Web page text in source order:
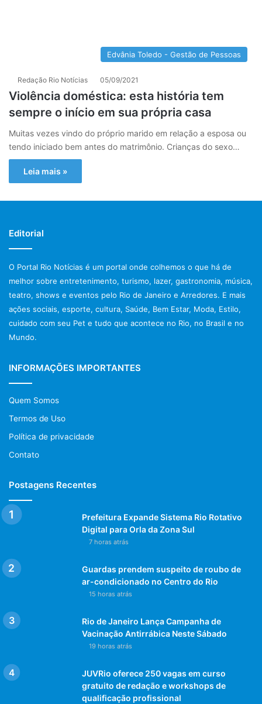
Edvânia Toledo - Gestão de Pessoas
Redação Rio Notícias 05/09/2021
Violência doméstica: esta história tem
sempre o início em sua própria casa
Muitas vezes vindo do próprio marido em relação a esposa ou
tendo iniciado bem antes do matrimônio. Crianças do sexo…
Leia mais »
Editorial
O Portal Rio Notícias é um portal onde colhemos o que há de
melhor sobre entretenimento, turismo, lazer, gastronomia, música,
teatro, shows e eventos pelo Rio de Janeiro e Arredores. E mais
ações sociais, esporte, cultura, Saúde, Bem Estar, Moda, Estilo,
cuidado com seu Pet e tudo que acontece no Rio, no Brasil e no
Mundo.
INFORMAÇÕES IMPORTANTES
Quem Somos
Termos de Uso
Política de privacidade
Contato
Postagens Recentes
Prefeitura Expande Sistema Rio Rotativo
Digital para Orla da Zona Sul
7 horas atrás
Guardas prendem suspeito de roubo de
ar-condicionado no Centro do Rio
15 horas atrás
Rio de Janeiro Lança Campanha de
Vacinação Antirrábica Neste Sábado
19 horas atrás
JUVRio oferece 250 vagas em curso
gratuito de redação e workshops de
qualificação profissional